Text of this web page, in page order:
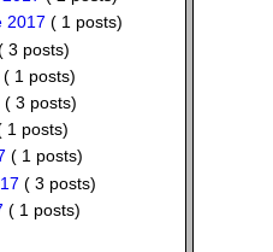
2017 ( 1 posts)
3 posts)
( 1 posts)
( 3 posts)
1 posts)
( 1 posts)
( 3 posts)
( 1 posts)